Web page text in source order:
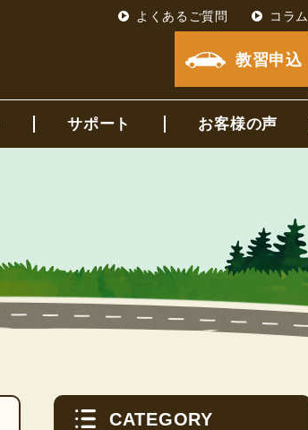
教習申込
よくあるご質問 コラム
サポート お客様の声
CATEGORY